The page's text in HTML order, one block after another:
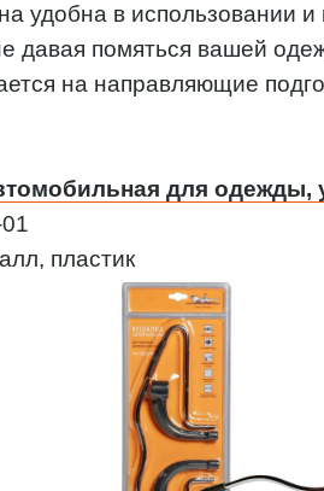
удобна в использовании
давая помяться вашей
на направляющие
для одежды,
пластик